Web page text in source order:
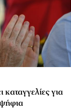
καταγγελίες για